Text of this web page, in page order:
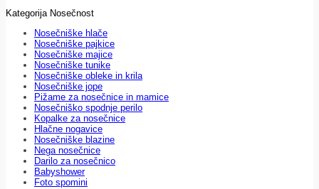
Kategorija Nosečnost
Nosečniške hlače
Nosečniške pajkice
Nosečniške majice
Nosečniške tunike
Nosečniške obleke in krila
Nosečniške jope
Pižame za nosečnice in mamice
Nosečniško spodnje perilo
Kopalke za nosečnice
Hlačne nogavice
Nosečniške blazine
Nega nosečnice
Darilo za nosečnico
Babyshower
Foto spomini